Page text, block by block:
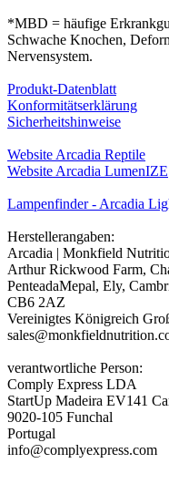
*MBD = häufige
Schwache Knochen,
Nervensystem.
Produkt-Datenblatt
Konformitätserklärung
Sicherheitshinweise
Website Arcadia Reptile
Website Arcadia LumenIZE
Lampenfinder - Arcadia
Herstellerangaben:
Arcadia | Monkfield
Arthur Rickwood Farm,
PenteadaMepal, Ely,
CB6 2AZ
Vereinigtes Königreich
verantwortliche Person:
Comply Express LDA
StartUp Madeira EV141
9020-105 Funchal
Portugal
info@complyexpress.com